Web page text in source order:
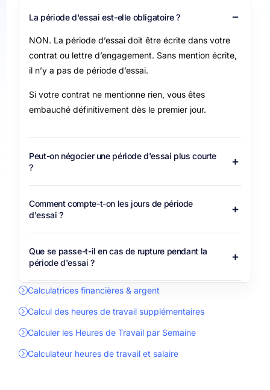
La période d'essai est-elle obligatoire ?
NON. La période d’essai doit être écrite dans votre
contrat ou lettre d’engagement. Sans mention écrite,
il n’y a pas de période d’essai.
Si votre contrat ne mentionne rien, vous êtes
embauché définitivement dès le premier jour.
Peut-on négocier une période d'essai plus courte
?
Comment compte-t-on les jours de période
d'essai ?
Que se passe-t-il en cas de rupture pendant la
période d'essai ?
Calculatrices financières & argent
Calcul des heures de travail supplémentaires
Calculer les Heures de Travail par Semaine
Calculateur heures de travail et salaire